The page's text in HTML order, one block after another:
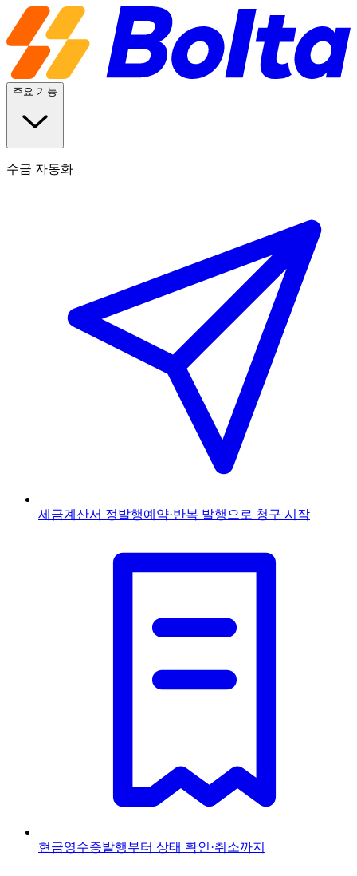
주요 기능
수금 자동화
세금계산서 정발행예약·반복 발행으로 청구 시작
현금영수증발행부터 상태 확인·취소까지